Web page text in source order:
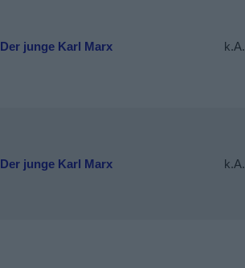
Der junge Karl Marx k.A.
Der junge Karl Marx k.A.